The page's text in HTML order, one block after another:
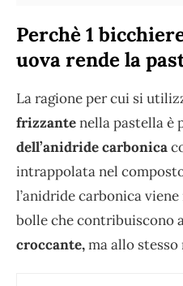
Perchè 1
uova rende la
La ragione per cui si
frizzantenella pastella è
dell’anidride carbonica
intrappolata nel
l’anidride carbonica
bolle che contribuiscono
croccante,ma allo stesso